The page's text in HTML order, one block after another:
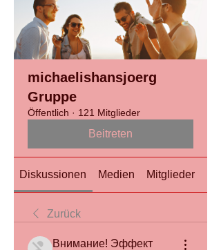
michaelishansjoerg
Gruppe
Öffentlich · 121 Mitglieder
Beitreten
Diskussionen Medien Mitglieder
Zurück
Внимание! Эффект